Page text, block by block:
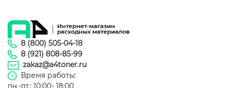
8 (800) 505-04-18
8 (921) 808-85-99
zakaz@a4toner.ru
Время работы:
пн.-пт.: 10:00- 18:00